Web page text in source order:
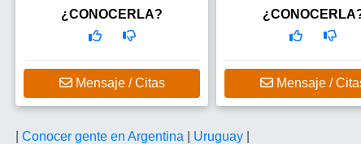
¿CONOCERLA?
Mensaje / Citas
una pareja
Mensaje /
Conocer gente en Argentina Uruguay